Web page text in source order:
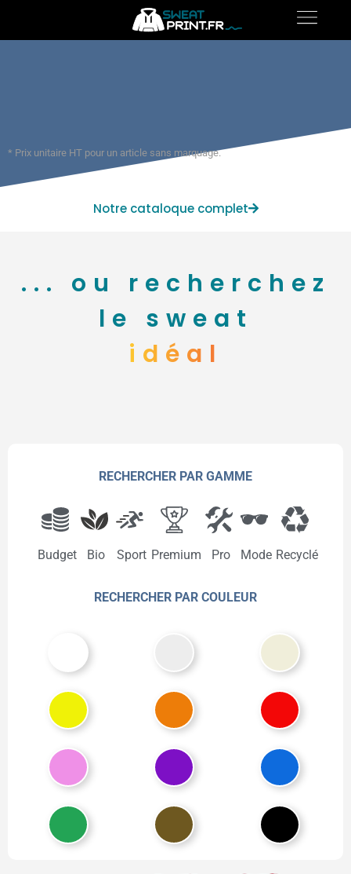
* Prix unitaire HT pour un article sans marquage.
Notre cataloque complet
... ou recherchez
le sweat
idéal
RECHERCHER PAR GAMME
Budget Bio Sport Premium Pro Mode Recyclé
RECHERCHER PAR COULEUR